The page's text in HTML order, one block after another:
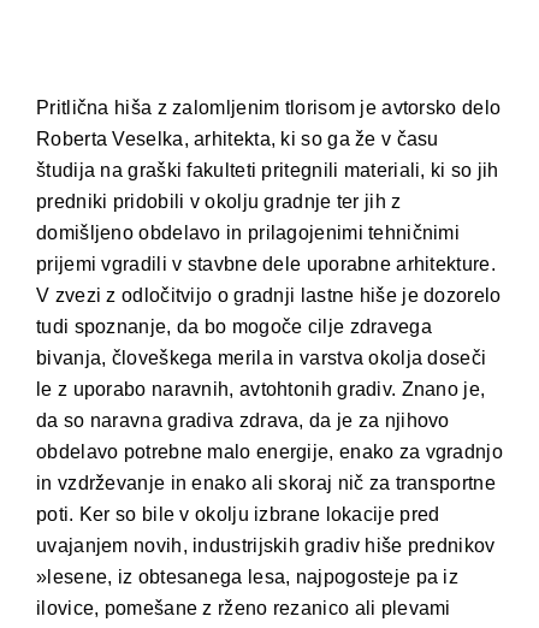
Pritlična hiša z zalomljenim tlorisom je avtorsko delo
Roberta Veselka, arhitekta, ki so ga že v času
študija na graški fakulteti pritegnili materiali, ki so jih
predniki pridobili v okolju gradnje ter jih z
domišljeno obdelavo in prilagojenimi tehničnimi
prijemi vgradili v stavbne dele uporabne arhitekture.
V zvezi z odločitvijo o gradnji lastne hiše je dozorelo
tudi spoznanje, da bo mogoče cilje zdravega
bivanja, človeškega merila in varstva okolja doseči
le z uporabo naravnih, avtohtonih gradiv. Znano je,
da so naravna gradiva zdrava, da je za njihovo
obdelavo potrebne malo energije, enako za vgradnjo
in vzdrževanje in enako ali skoraj nič za transportne
poti. Ker so bile v okolju izbrane lokacije pred
uvajanjem novih, industrijskih gradiv hiše prednikov
»lesene, iz obtesanega lesa, najpogosteje pa iz
ilovice, pomešane z rženo rezanico ali plevami